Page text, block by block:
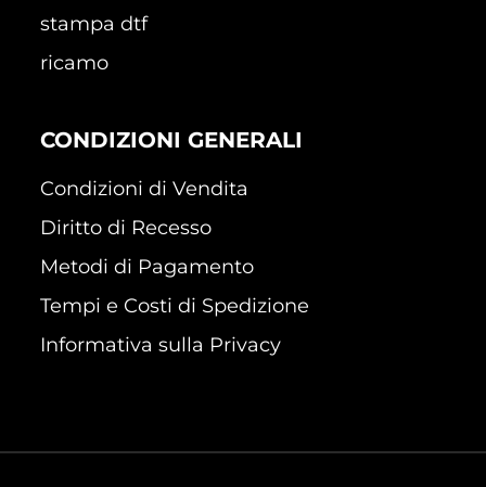
stampa dtf
ricamo
CONDIZIONI GENERALI
Condizioni di Vendita
Diritto di Recesso
Metodi di Pagamento
Tempi e Costi di Spedizione
Informativa sulla Privacy